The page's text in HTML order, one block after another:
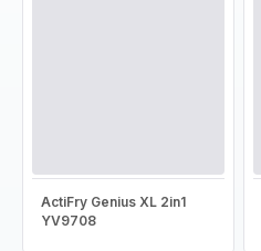
ActiFry Genius XL 2in1
YV9708